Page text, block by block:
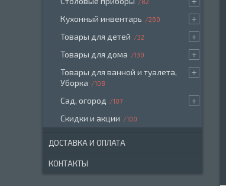
Кухонный инвентарь 260
Товары для детей 32
Товары для дома 130
Товары для ванной и туалета,
Уборка
108
Сад, огород 107
Скидки и акции 100
ДОСТАВКА И ОПЛАТА
КОНТАКТЫ